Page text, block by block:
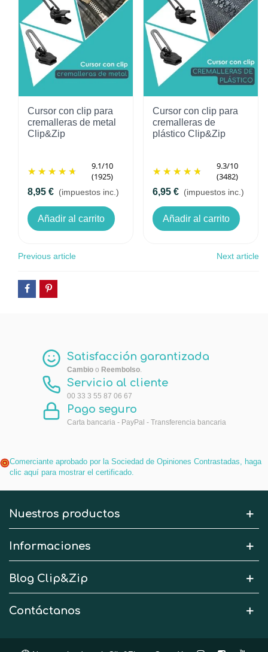
Cursor con clip para
cremalleras de metal
Clip&Zip
9.1/10
(1925)
8,95 € (impuestos inc.)
Añadir al carrito
Cursor con clip para
cremalleras de
plástico Clip&Zip
9.3/10
(3482)
6,95 € (impuestos inc.)
Añadir al carrito
Previous article Next article
Satisfacción garantizada
Cambio o Reembolso.
Servicio al cliente
00 33 3 55 87 06 67
Pago seguro
Carta bancaria - PayPal - Transferencia bancaria
Comerciante aprobado por la Sociedad de Opiniones Contrastadas, haga
clic aquí para mostrar el certificado.
Nuestros productos
Informaciones
Blog Clip&Zip
Contáctanos